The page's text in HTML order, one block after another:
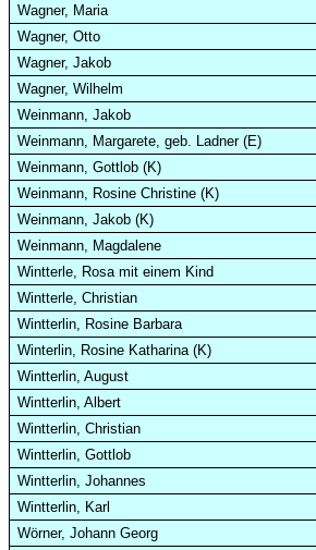
Wagner, Maria
Wagner, Otto
Wagner, Jakob
Wagner, Wilhelm
Weinmann, Jakob
Weinmann, Margarete, geb. Ladner (E)
Weinmann, Gottlob (K)
Weinmann, Rosine Christine (K)
Weinmann, Jakob (K)
Weinmann, Magdalene
Wintterle, Rosa mit einem Kind
Wintterle, Christian
Wintterlin, Rosine Barbara
Winterlin, Rosine Katharina (K)
Wintterlin, August
Wintterlin, Albert
Wintterlin, Christian
Wintterlin, Gottlob
Wintterlin, Johannes
Wintterlin, Karl
Wörner, Johann Georg